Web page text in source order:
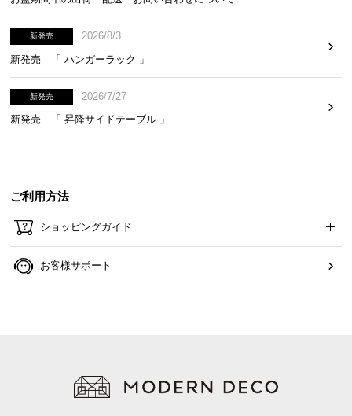
耐荷重は 約100㎏ 。しっかりとした耐久性で身体を支
えてくれる安心設計です。
新発売
2026/8/3
新発売 「 ハンガーラック 」
新発売
2026/7/27
新発売 「 昇降サイドテーブル 」
ご利用方法
ショッピングガイド
お客様サポート